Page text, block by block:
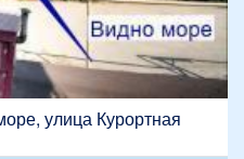
улица Курортная